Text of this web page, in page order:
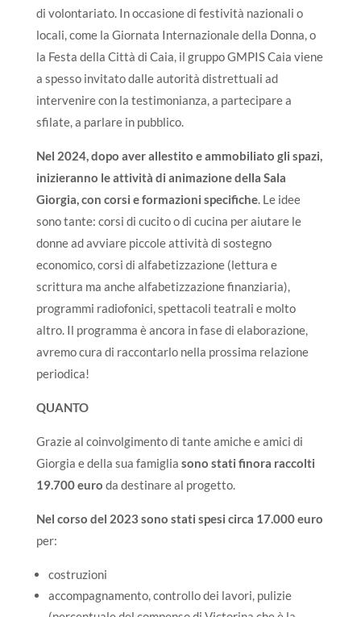
di volontariato. In occasione di festività nazionali o
locali, come la Giornata Internazionale della Donna, o
la Festa della Città di Caia, il gruppo GMPIS Caia viene
a spesso invitato dalle autorità distrettuali ad
intervenire con la testimonianza, a partecipare a
sfilate, a parlare in pubblico.
Nel 2024, dopo aver allestito e ammobiliato gli spazi,
inizieranno le attività di animazione della Sala
Giorgia, con corsi e formazioni specifiche. Le idee
sono tante: corsi di cucito o di cucina per aiutare le
donne ad avviare piccole attività di sostegno
economico, corsi di alfabetizzazione (lettura e
scrittura ma anche alfabetizzazione finanziaria),
programmi radiofonici, spettacoli teatrali e molto
altro. Il programma è ancora in fase di elaborazione,
avremo cura di raccontarlo nella prossima relazione
periodica!
QUANTO
Grazie al coinvolgimento di tante amiche e amici di
Giorgia e della sua famiglia sono stati finora raccolti
19.700 euro da destinare al progetto.
Nel corso del 2023 sono stati spesi circa 17.000 euro
per:
costruzioni
accompagnamento, controllo dei lavori, pulizie